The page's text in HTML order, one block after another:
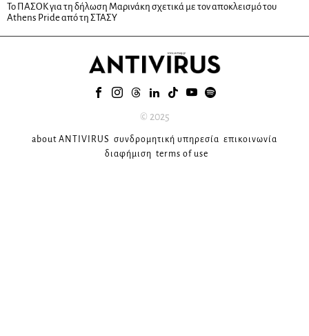
Το ΠΑΣΟΚ για τη δήλωση Μαρινάκη σχετικά με τον αποκλεισμό του
Athens Pride από τη ΣΤΑΣΥ
© 2025
about ANTIVIRUS συνδρομητική υπηρεσία επικοινωνία
διαφήμιση terms of use